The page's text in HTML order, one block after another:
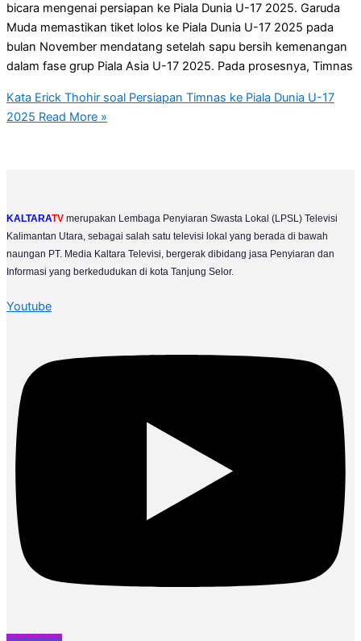
bicara mengenai persiapan ke Piala Dunia U-17 2025. Garuda
Muda memastikan tiket lolos ke Piala Dunia U-17 2025 pada
bulan November mendatang setelah sapu bersih kemenangan
dalam fase grup Piala Asia U-17 2025. Pada prosesnya, Timnas
Kata Erick Thohir soal Persiapan Timnas ke Piala Dunia U-17
2025 Read More »
KALTARATV merupakan Lembaga Penyiaran Swasta Lokal (LPSL) Televisi
Kalimantan Utara, sebagai salah satu televisi lokal yang berada di bawah
naungan PT. Media Kaltara Televisi, bergerak dibidang jasa Penyiaran dan
Informasi yang berkedudukan di kota Tanjung Selor.
Youtube